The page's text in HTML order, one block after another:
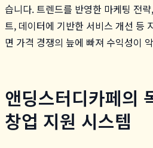
습니다. 트렌드를 반영한 마케팅 전
트, 데이터에 기반한 서비스 개선 등
면 가격 경쟁의 늪에 빠져 수익성이
앤딩스터디카페의
창업 지원 시스템